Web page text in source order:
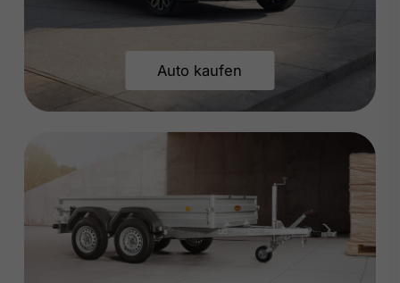
Auto kaufen